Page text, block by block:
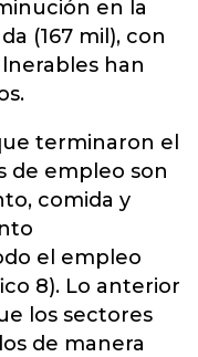
en la
(167 mil), con
han
terminaron el
de empleo son
comida y
el empleo
8). Lo anterior
los sectores
de manera